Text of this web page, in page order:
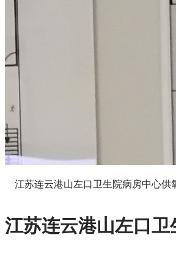
江苏连云港山左口卫生院病房中心供
江苏连云港山左口